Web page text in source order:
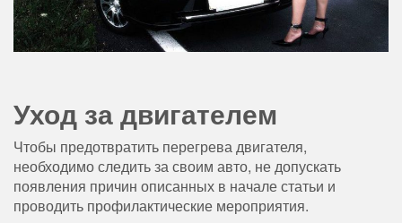
Уход за двигателем
Чтобы предотвратить перегрева двигателя,
необходимо следить за своим авто, не допускать
появления причин описанных в начале статьи и
проводить профилактические мероприятия.